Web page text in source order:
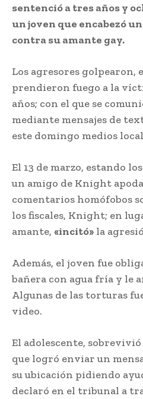
sentenció a tres años y
un joven que encabezó
contra su amante gay.
Los agresores
prendieron fuego a la
años; con el que se
mediante mensajes de
este domingo medios
El 13 de marzo, estando
un amigo de Knight
comentarios homófobos
los fiscales, Knight; en
amante, «incitó» la
Además, el joven fue
bañera con agua fría y le
Algunas de las torturas
video.
El adolescente,
que logró enviar un
su ubicación pidiendo
declaró en el tribunal a